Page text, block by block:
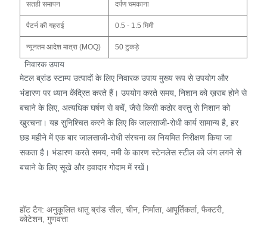
सतही समापन दर्पण चमकाना
पैटर्न की गहराई 0.5 - 1.5 मिमी
न्यूनतम आदेश मात्रा (MOQ) 50 टुकड़े
निवारक उपाय
मेटल ब्रांड स्टाम्प उत्पादों के लिए निवारक उपाय मुख्य रूप से उपयोग और
भंडारण पर ध्यान केंद्रित करते हैं। उपयोग करते समय, निशान को ख़राब होने से
बचाने के लिए, अत्यधिक घर्षण से बचें, जैसे किसी कठोर वस्तु से निशान को
खुरचना। यह सुनिश्चित करने के लिए कि जालसाजी-रोधी कार्य सामान्य है, हर
छह महीने में एक बार जालसाजी-रोधी संरचना का नियमित निरीक्षण किया जा
सकता है। भंडारण करते समय, नमी के कारण स्टेनलेस स्टील को जंग लगने से
बचाने के लिए सूखे और हवादार गोदाम में रखें।
हॉट टैग: अनुकूलित धातु ब्रांड सील, चीन, निर्माता, आपूर्तिकर्ता, फैक्टरी,
कोटेशन, गुणवत्ता